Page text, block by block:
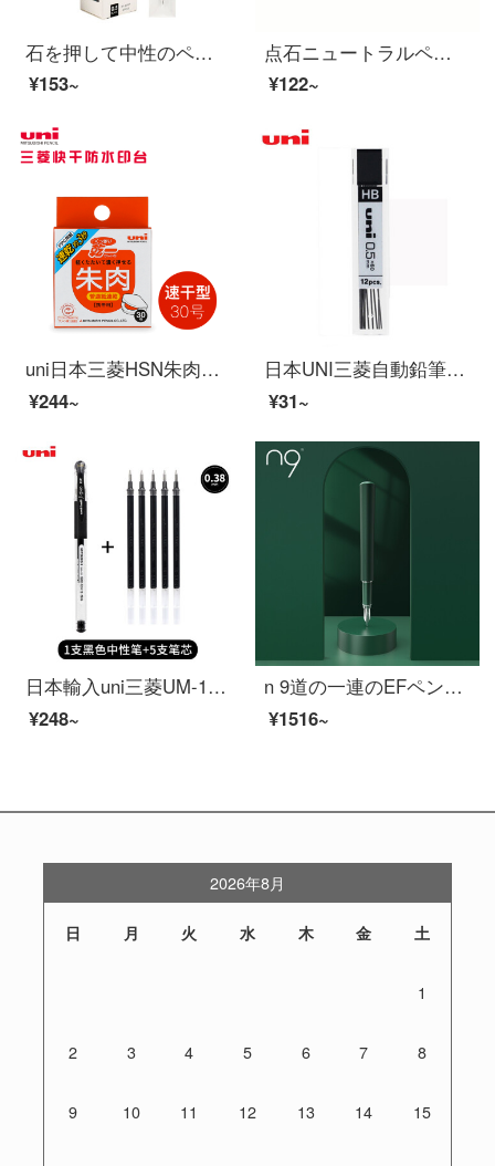
石を押して中性のペンを芯の芯に変えて、速乾を組み合わせて、全針管の弾丸の水筆の署名のペンを押して芯の試験の専用の芯の0.5 mmの暗い赤色の青色の卸売りをします。
¥153~
点石ニュートラルペンの可愛いアイデア小清新学生网红笔淡色系がノートに書いてあります。
¥122~
uni日本三菱HSN朱肉印台財務用印鑑速乾印台防水速乾印肉印画レッドHSN-S 30 Kミニ印台
¥244~
日本UNI三菱自動鉛筆芯UL-1403/1405/1407活動鉛芯0.5-HB
¥31~
日本輸入uni三菱UM-151中性ペン0.5 mm試験黒水筆学生用文具51水性ペンオフィス財務用0.38サイン1本0.38黒ペン+5本の黒芯
¥248~
n 9道の一連のEFペン先の曲がった先の書道の万年筆イリジウムの金ペンの署名ペン緑新中国風のオリジナルデザイン
¥1516~
2026年8月
日 月 火 水 木 金 土
1
2 3 4 5 6 7 8
9 10 11 12 13 14 15